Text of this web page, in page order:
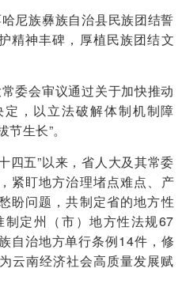
尼族彝族自治县民族团结誓
精神丰碑，厚植民族团结文
委会审议通过关于加快推动
，以立法破解体制机制障
生长”。
四五”以来，省人大及其常委
紧盯地方治理堵点难点、产
盼问题，共制定省的地方性
定州（市）地方性法规67
自治地方单行条例14件，修
云南经济社会高质量发展赋